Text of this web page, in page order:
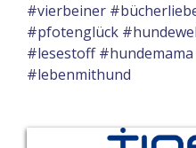
#vierbeiner
#pfotenglück
#lesestoff
#lebenmithund